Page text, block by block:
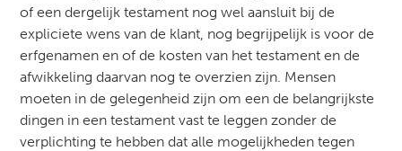
of een dergelijk testament nog wel aansluit bij de
expliciete wens van de klant, nog begrijpelijk is voor de
erfgenamen en of de kosten van het testament en de
afwikkeling daarvan nog te overzien zijn. Mensen
moeten in de gelegenheid zijn om een de belangrijkste
dingen in een testament vast te leggen zonder de
verplichting te hebben dat alle mogelijkheden tegen